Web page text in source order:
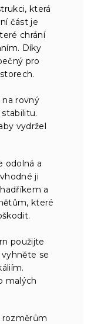
která
část je
chrání
Díky
pro
rovný
vydržel
odolná a
ji
a
které
použijte
se
malých